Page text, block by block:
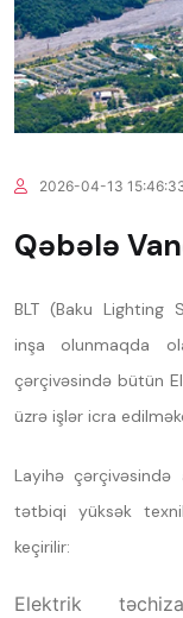
2026-04-13
Qəbələ
BLT (Baku Lighting
inşa olunmaqda
çərçivəsində bütün
üzrə işlər icra
Layihə çərçivəsində
tətbiqi yüksək
keçirilir:
Elektrik